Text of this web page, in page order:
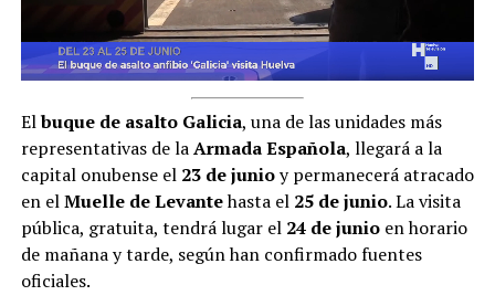
Elbuque de asalto Galicia, una de las unidades más
representativas de laArmada Española, llegará a la
capital onubense el 23 de junioy permanecerá atracado
en elMuelle de Levantehasta el 25 de junio. La visita
pública, gratuita, tendrá lugar el 24 de junioen horario
de mañana y tarde, segúnhan confirmadofuentes
oficiales.